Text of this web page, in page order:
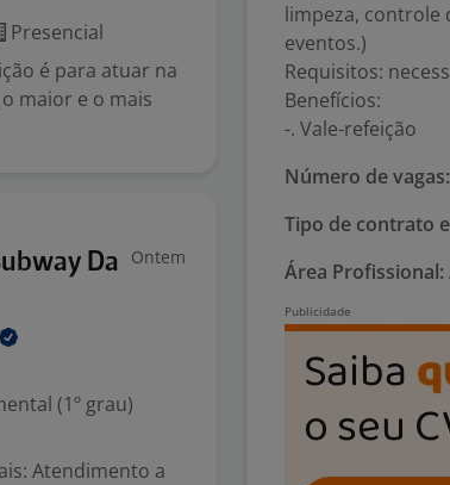
Presencial
é para atuar na
maior e o mais
Da
Ontem
(1º grau)
Atendimento a
limpeza, controle
eventos.)
Requisitos:
Benefícios:
-. Vale-refeição
Número de vagas:
Tipo de contrato
Área Profissional: